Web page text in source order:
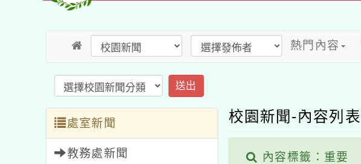
熱門內容
送出
處室新聞
教務處新聞
校園新聞-內容列表
內容標籤：重要